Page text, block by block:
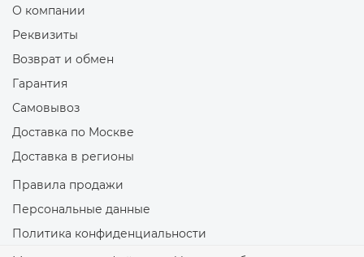
О компании
Реквизиты
Возврат и обмен
Гарантия
Самовывоз
Доставка по Москве
Доставка в регионы
Правила продажи
Персональные данные
Политика конфиденциальности